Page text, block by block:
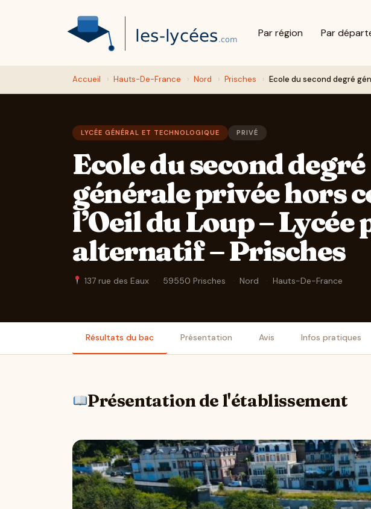
Par région Par
Accueil › Hauts-De-France › Nord › Prisches › Ecole du second degré
LYCÉE GÉNÉRAL ET TECHNOLOGIQUE PRIVÉ
Ecole du second degré
générale privée hors
l’Oeil du Loup – Lycée
alternatif – Prisches
137 rue des Eaux · 59550 Prisches · Nord · Hauts-De-France
Résultats du bac Présentation Avis Infos pratiques
Présentation de l'établissement